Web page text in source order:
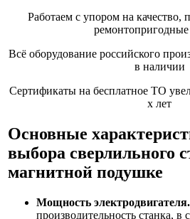
Работаем с упором на качество,
ремонтопригодные
Всё оборудование российского
в наличии
Сертификаты на бесплатное ТО
х лет
Основные
выбора сверлильного
магнитной подушке
Мощность электродвигателя.
производительность станка, в